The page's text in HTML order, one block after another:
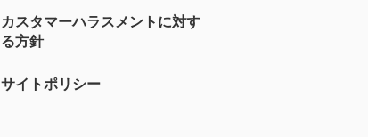
カスタマーハラスメントに対す
る方針
サイトポリシー